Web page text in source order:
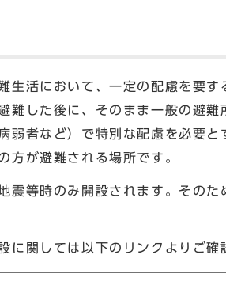
活において、一定の配慮を要す
難した後に、そのまま一般の避
弱者など）で特別な配慮を必要
方が避難される場所です。
震等時のみ開設されます。そのた
関しては以下のリンクよりご確